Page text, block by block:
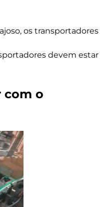
os transportadores
devem
com o